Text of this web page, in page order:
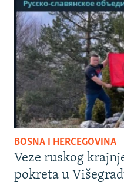
BOSNA I HERCEGOVINA
Veze ruskog
pokreta u